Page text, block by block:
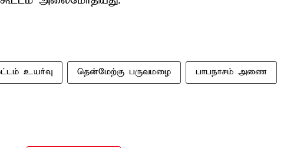
உயர்வு தென்மேற்கு பருவமழை பாபநாசம் அணை